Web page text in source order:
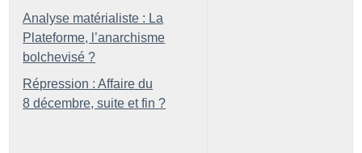
Analyse matérialiste : La
Plateforme, l’anarchisme
bolchevisé ?
Répression : Affaire du
8 décembre, suite et fin ?